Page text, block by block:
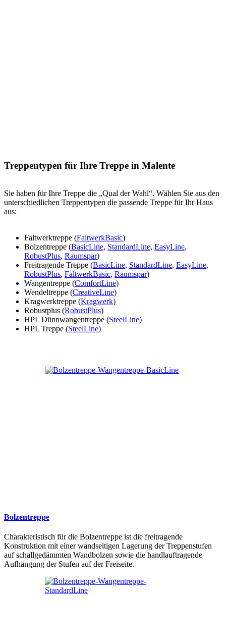
Treppentypen für Ihre Treppe in Malente
Sie haben für Ihre Treppe die „Qual der Wahl“. Wählen Sie aus den
unterschiedlichen Treppentypen die passende Treppe für Ihr Haus
aus:
Faltwerktreppe (FaltwerkBasic)
Bolzentreppe (BasicLine, StandardLine, EasyLine,
RobustPlus, Raumspar)
Freitragende Treppe (BasicLine, StandardLine, EasyLine,
RobustPlus, FaltwerkBasic, Raumspar)
Wangentreppe (ComfortLine)
Wendeltreppe (CreativeLine)
Kragwerktreppe (Kragwerk)
Robustplus (RobustPlus)
HPL Dünnwangentreppe (SteelLine)
HPL Treppe (SteelLine)
Bolzentreppe
Charakteristisch für die Bolzentreppe ist die freitragende
Konstruktion mit einer wandseitigen Lagerung der Treppenstufen
auf schallgedämmten Wandbolzen sowie die handlauftragende
Aufhängung der Stufen auf der Freiseite.